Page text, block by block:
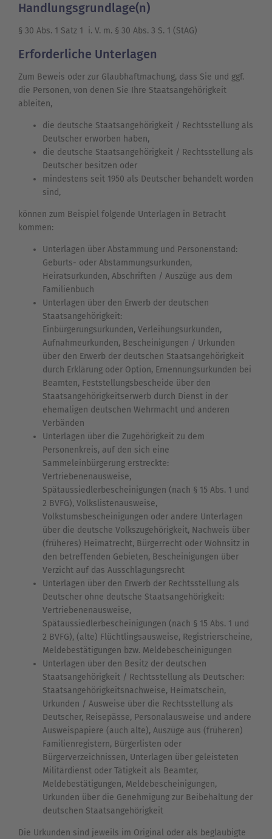
Handlungsgrundlage(n)
§ 30 Abs. 1 Satz 1 i. V. m. § 30 Abs. 3 S. 1 (StAG)
Erforderliche Unterlagen
Zum Beweis oder zur Glaubhaftmachung, dass Sie und ggf.
die Personen, von denen Sie Ihre Staatsangehörigkeit
ableiten,
die deutsche Staatsangehörigkeit / Rechtsstellung als
Deutscher erworben haben,
die deutsche Staatsangehörigkeit / Rechtsstellung als
Deutscher besitzen oder
mindestens seit 1950 als Deutscher behandelt worden
sind,
können zum Beispiel folgende Unterlagen in Betracht
kommen:
Unterlagen über Abstammung und Personenstand:
Geburts- oder Abstammungsurkunden,
Heiratsurkunden, Abschriften / Auszüge aus dem
Familienbuch
Unterlagen über den Erwerb der deutschen
Staatsangehörigkeit:
Einbürgerungsurkunden, Verleihungsurkunden,
Aufnahmeurkunden, Bescheinigungen / Urkunden
über den Erwerb der deutschen Staatsangehörigkeit
durch Erklärung oder Option, Ernennungsurkunden bei
Beamten, Feststellungsbescheide über den
Staatsangehörigkeitserwerb durch Dienst in der
ehemaligen deutschen Wehrmacht und anderen
Verbänden
Unterlagen über die Zugehörigkeit zu dem
Personenkreis, auf den sich eine
Sammeleinbürgerung erstreckte:
Vertriebenenausweise,
Spätaussiedlerbescheinigungen (nach § 15 Abs. 1 und
2 BVFG), Volkslistenausweise,
Volkstumsbescheinigungen oder andere Unterlagen
über die deutsche Volkszugehörigkeit, Nachweis über
(früheres) Heimatrecht, Bürgerrecht oder Wohnsitz in
den betreffenden Gebieten, Bescheinigungen über
Verzicht auf das Ausschlagungsrecht
Unterlagen über den Erwerb der Rechtsstellung als
Deutscher ohne deutsche Staatsangehörigkeit:
Vertriebenenausweise,
Spätaussiedlerbescheinigungen (nach § 15 Abs. 1 und
2 BVFG), (alte) Flüchtlingsausweise, Registrierscheine,
Meldebestätigungen bzw. Meldebescheinigungen
Unterlagen über den Besitz der deutschen
Staatsangehörigkeit / Rechtsstellung als Deutscher:
Staatsangehörigkeitsnachweise, Heimatschein,
Urkunden / Ausweise über die Rechtsstellung als
Deutscher, Reisepässe, Personalausweise und andere
Ausweispapiere (auch alte), Auszüge aus (früheren)
Familienregistern, Bürgerlisten oder
Bürgerverzeichnissen, Unterlagen über geleisteten
Militärdienst oder Tätigkeit als Beamter,
Meldebestätigungen, Meldebescheinigungen,
Urkunden über die Genehmigung zur Beibehaltung der
deutschen Staatsangehörigkeit
Die Urkunden sind jeweils im Original oder als beglaubigte